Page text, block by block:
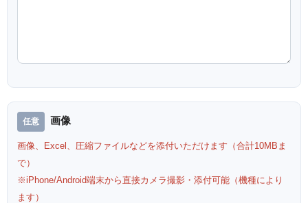
画像
画像、Excel、圧縮ファイルなどを添付いただけます（合計10MBま
で）
※iPhone/Android端末から直接カメラ撮影・添付可能（機種により
ます）